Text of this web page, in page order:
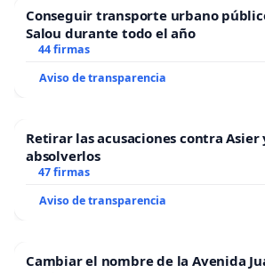
Conseguir transporte urbano
Salou durante todo el año
44 firmas
Aviso de transparencia
Retirar las acusaciones contra Asier
absolverlos
47 firmas
Aviso de transparencia
Cambiar el nombre de la Avenida